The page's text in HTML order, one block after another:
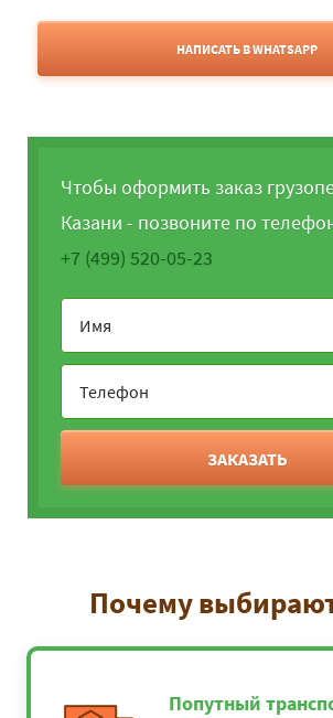
НАПИСАТЬ В WHATSAPP
Чтобы оформить заказ
Казани - позвоните по
+7 (499) 520-05-23
ЗАКАЗАТЬ
Почему
Попутный